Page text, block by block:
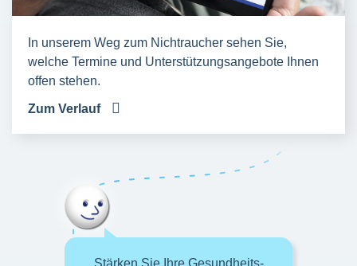
In unserem Weg zum Nichtraucher sehen Sie,
welche Termine und Unterstützungsangebote Ihnen
offen stehen.
Zum Verlauf
Stärken Sie Ihre Gesundheits-